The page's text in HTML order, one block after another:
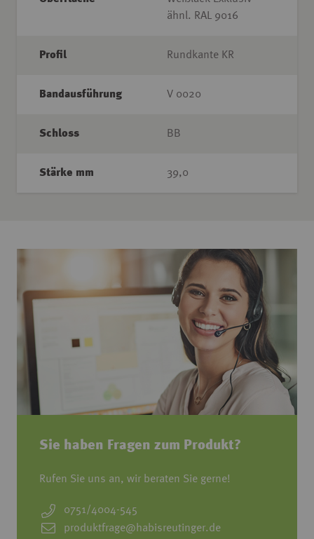
Sie haben Fragen zum Produkt?
Rufen Sie uns an, wir beraten Sie gerne!
0751/4004-545
produktfrage@habisreutinger.de
ähnl. RAL 9016
Profil Rundkante KR
Bandausführung V 0020
Schloss BB
Stärke mm 39,0